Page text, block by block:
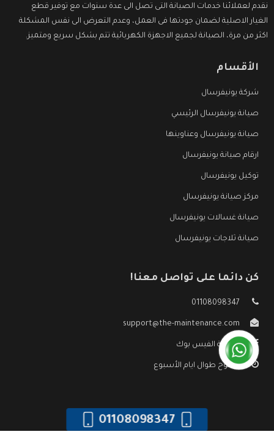
نقدم لعملائنا خدمات الصيانة التى تصل الى عدة سنوات مع توفير قطع
الغيار الاصلية لضمان جودتها فى العمل، وعدم التعرض الى نفس المشكلة
اكثر من مرة، الصيانة لجميع الاجهزة الكهربائية تتم بشكل سريع ومتميز.
الأقسام
شركة يونيفرسال
صيانة يونيفرسال الرئيسي
صيانة يونيفرسال وعناوينها
ارقام صيانة يونيفرسال
توكيل يونيفرسال
مركز صيانة يونيفرسال
صيانة غسالات يونيفرسال
صيانة ثلاجات يونيفرسال
كن دائما على تواصل معنا!
01108098347
support@the-maintenance.com
صفحة الفيس بوك
مفتوح طوال ايام الأسبوع
01108098347